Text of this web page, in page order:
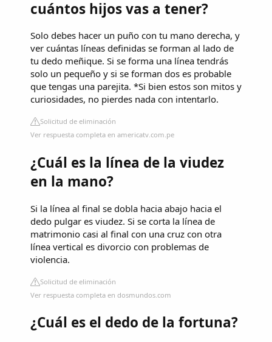
cuántos hijos vas a tener?
Solo debes hacer un puño con tu mano derecha, y
ver cuántas líneas definidas se forman al lado de
tu dedo meñique. Si se forma una línea tendrás
solo un pequeño y si se forman dos es probable
que tengas una parejita. *Si bien estos son mitos y
curiosidades, no pierdes nada con intentarlo.
Solicitud de eliminación
Ver respuesta completa en americatv.com.pe
¿Cuál es la línea de la viudez
en la mano?
Si la línea al final se dobla hacia abajo hacia el
dedo pulgar es viudez. Si se corta la línea de
matrimonio casi al final con una cruz con otra
línea vertical es divorcio con problemas de
violencia.
Solicitud de eliminación
Ver respuesta completa en dosmundos.com
¿Cuál es el dedo de la fortuna?